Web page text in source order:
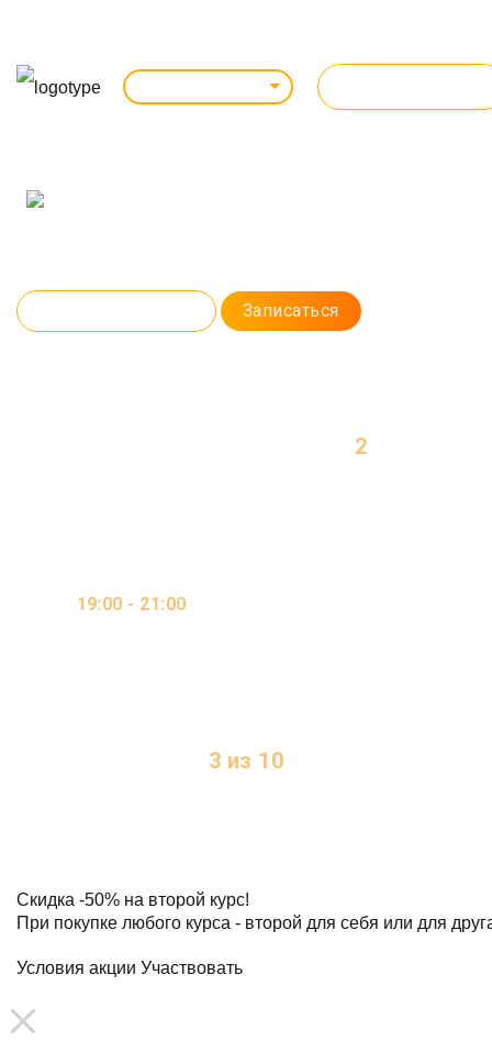
Записаться
2
19:00 - 21:00
3 из 10
Скидка -50% на второй курс!
При покупке любого курса - второй для себя или для
Условия акции Участвовать